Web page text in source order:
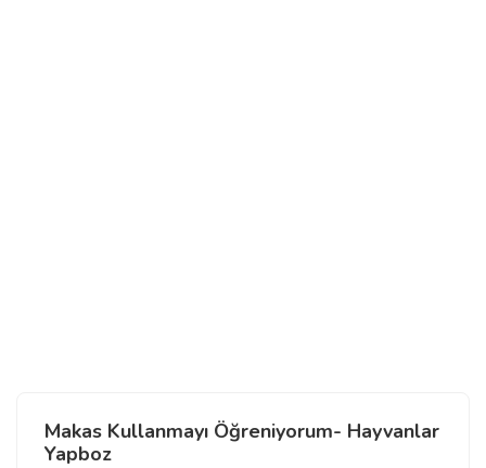
Makas Kullanmayı Öğreniyorum- Hayvanlar
Yapboz